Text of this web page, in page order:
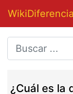
¿Cuál es la